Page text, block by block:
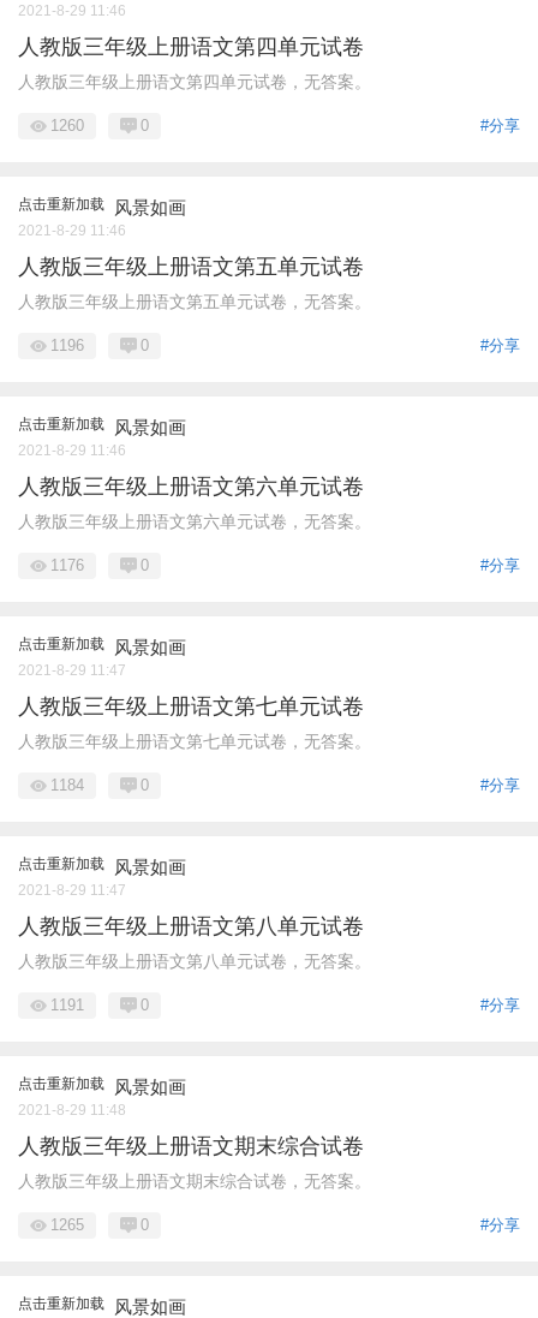
2021-8-29 11:46
人教版三年级上册语文第四单元试卷
人教版三年级上册语文第四单元试卷，无答案。
#分享
1260 0
点击重新加载 风景如画
2021-8-29 11:46
人教版三年级上册语文第五单元试卷
人教版三年级上册语文第五单元试卷，无答案。
#分享
1196 0
点击重新加载 风景如画
2021-8-29 11:46
人教版三年级上册语文第六单元试卷
人教版三年级上册语文第六单元试卷，无答案。
#分享
1176 0
点击重新加载 风景如画
2021-8-29 11:47
人教版三年级上册语文第七单元试卷
人教版三年级上册语文第七单元试卷，无答案。
#分享
1184 0
点击重新加载 风景如画
2021-8-29 11:47
人教版三年级上册语文第八单元试卷
人教版三年级上册语文第八单元试卷，无答案。
#分享
1191 0
点击重新加载 风景如画
2021-8-29 11:48
人教版三年级上册语文期末综合试卷
人教版三年级上册语文期末综合试卷，无答案。
#分享
1265 0
点击重新加载 风景如画